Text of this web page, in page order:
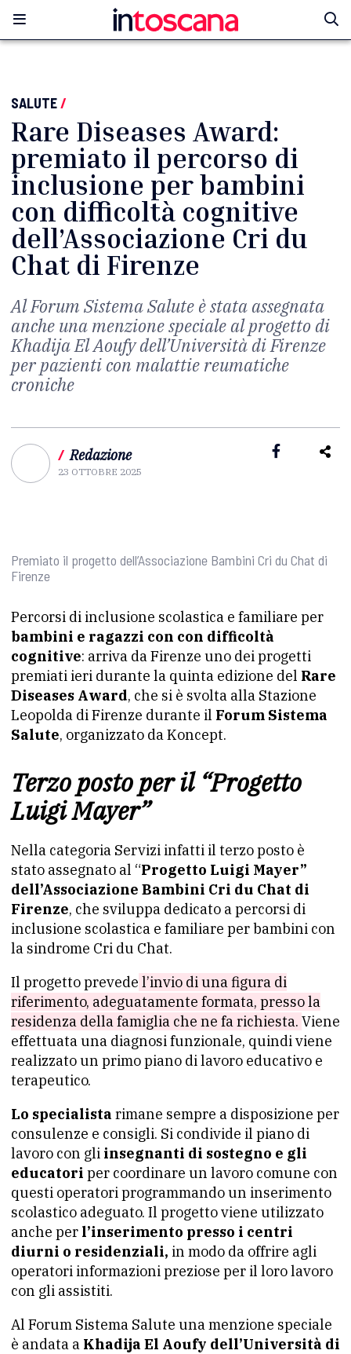
SALUTE/
Rare Diseases Award:
premiato il percorso di
inclusione per bambini
con difficoltà cognitive
dell’Associazione Cri du
Chat di Firenze
Al Forum Sistema Salute è stata assegnata
anche una menzione speciale al progetto di
Khadija El Aoufy dell’Università di Firenze
per pazienti con malattie reumatiche
croniche
/ Redazione
23 OTTOBRE 2025
Premiato il progetto dell’Associazione Bambini Cri du Chat di
Firenze
Percorsi di inclusione scolastica e familiare per
bambini e ragazzi con con difficoltà
cognitive: arriva da Firenze uno dei progetti
premiati ieri durante la quinta edizione del Rare
Diseases Award, che si è svolta alla Stazione
Leopolda di Firenze durante il Forum Sistema
Salute, organizzato da Koncept.
Terzo posto per il “Progetto
Luigi Mayer”
Nella categoria Servizi infatti il terzo posto è
stato assegnato al “Progetto Luigi Mayer”
dell’Associazione Bambini Cri du Chat di
Firenze, che sviluppa dedicato a percorsi di
inclusione scolastica e familiare per bambini con
la sindrome Cri du Chat.
Il progetto prevede l’invio di una figura di
riferimento, adeguatamente formata, presso la
residenza della famiglia che ne fa richiesta. Viene
effettuata una diagnosi funzionale, quindi viene
realizzato un primo piano di lavoro educativo e
terapeutico.
Lo specialista rimane sempre a disposizione per
consulenze e consigli. Si condivide il piano di
lavoro con gli insegnanti di sostegno e gli
educatori per coordinare un lavoro comune con
questi operatori programmando un inserimento
scolastico adeguato. Il progetto viene utilizzato
anche per l’inserimento presso i centri
diurni o residenziali, in modo da offrire agli
operatori informazioni preziose per il loro lavoro
con gli assistiti.
Al Forum Sistema Salute una menzione speciale
è andata a Khadija El Aoufy dell’Università di